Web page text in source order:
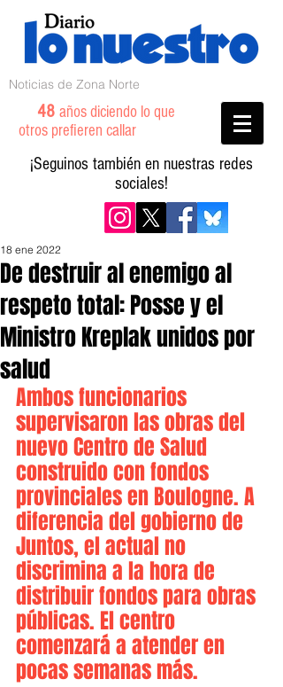
Noticias de Zona Norte
48 años diciendo lo que
otros prefieren callar
¡Seguinos también en nuestras redes
sociales!
De destruir al enemigo al
respeto total: Posse y el
Ministro Kreplak unidos por
salud
18 ene 2022
Ambos funcionarios
supervisaron las obras del
nuevo Centro de Salud
construido con fondos
provinciales en Boulogne. A
diferencia del gobierno de
Juntos, el actual no
discrimina a la hora de
distribuir fondos para obras
públicas. El centro
comenzará a atender en
pocas semanas más.